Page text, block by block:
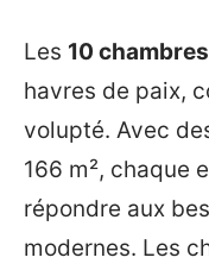
Les 10
havres de paix,
volupté. Avec
166 m², chaque
répondre aux
modernes. Les